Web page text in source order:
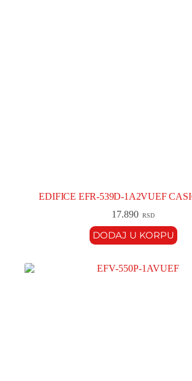
EDIFICE EFR-539D-1A2VUEF
17.890 RSD
DODAJ U KORPU